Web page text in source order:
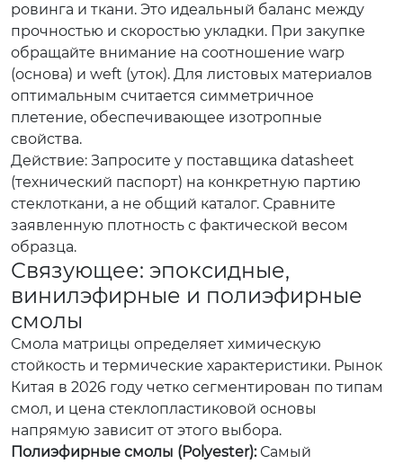
ровинга и ткани. Это идеальный баланс между
прочностью и скоростью укладки. При закупке
обращайте внимание на соотношение warp
(основа) и weft (уток). Для листовых материалов
оптимальным считается симметричное
плетение, обеспечивающее изотропные
свойства.
Действие: Запросите у поставщика datasheet
(технический паспорт) на конкретную партию
стеклоткани, а не общий каталог. Сравните
заявленную плотность с фактической весом
образца.
Связующее: эпоксидные,
винилэфирные и полиэфирные
смолы
Смола матрицы определяет химическую
стойкость и термические характеристики. Рынок
Китая в 2026 году четко сегментирован по типам
смол, и цена стеклопластиковой основы
напрямую зависит от этого выбора.
Полиэфирные смолы (Polyester):Самый